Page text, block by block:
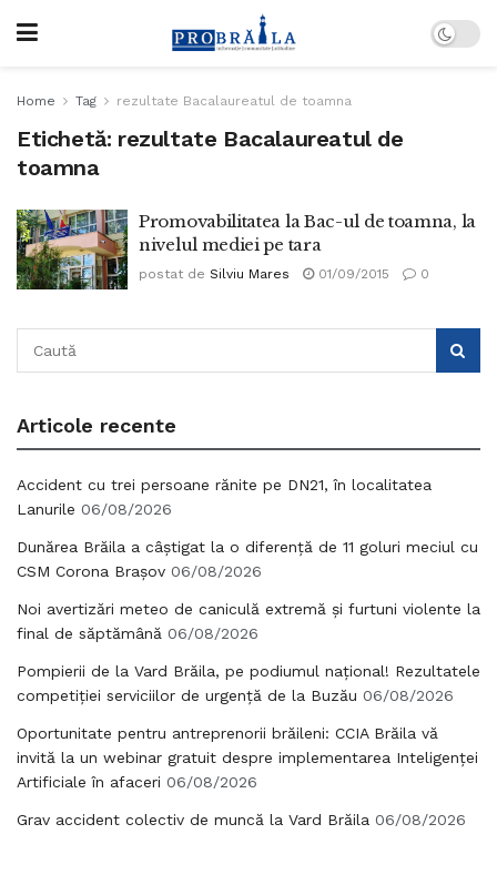
Home Tag rezultate Bacalaureatul de toamna
Etichetă: rezultate Bacalaureatul de
toamna
Promovabilitatea la Bac-ul de toamna, la
nivelul mediei pe tara
postat de Silviu Mares 01/09/2015 0
Articole recente
Accident cu trei persoane rănite pe DN21, în localitatea
Lanurile 06/08/2026
Dunărea Brăila a câștigat la o diferență de 11 goluri meciul cu
CSM Corona Brașov 06/08/2026
Noi avertizări meteo de caniculă extremă și furtuni violente la
final de săptămână 06/08/2026
Pompierii de la Vard Brăila, pe podiumul național! Rezultatele
competiției serviciilor de urgență de la Buzău 06/08/2026
Oportunitate pentru antreprenorii brăileni: CCIA Brăila vă
invită la un webinar gratuit despre implementarea Inteligenței
Artificiale în afaceri 06/08/2026
Grav accident colectiv de muncă la Vard Brăila 06/08/2026